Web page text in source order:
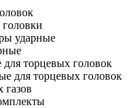
ударные
торцевых головок
для торцевых головок